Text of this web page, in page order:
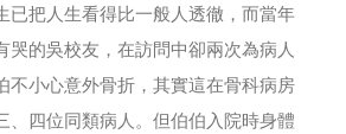
已把人生看得比一般人透徹，而當年
哭的吳校友，在訪問中卻兩次為病人
不小心意外骨折，其實這在骨科病房
、四位同類病人。但伯伯入院時身體